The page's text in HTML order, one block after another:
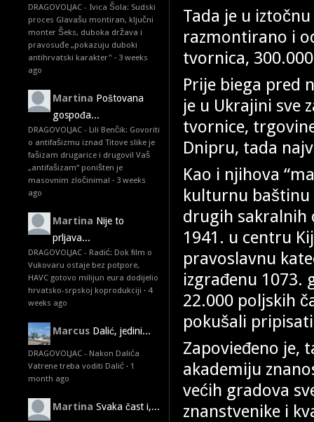
DRAGOVOLJAC - Ivica Šola: Sudski
proces Glavašu montiran, ključni
monter Šeks, duboka država i
pravosuđe „pokazuju duboki
antihrvatski karakter" · 3 weeks
ago
Martina Poštovana
gospođa...
DRAGOVOLJAC - Lili Benčik: Govoriti
o antifašizmu iznad Titove slike je
fašizam drugarice i drugovi! Vaš
„antifašizam“ poništen je
masovnim zločinima! · 3 weeks
ago
Martina Nije to
prljava...
DRAGOVOLJAC - Radić: Dok film o
Vukovaru ostaje bez potpore,
HAVC gotovo milijun eura dodijelio
hrvatsko-srpskoj koprodukciji · 4
weeks ago
Marcus Dalić, jedini...
DRAGOVOLJAC - Nakon Dalića
Vatrene treba voditi Dalić · 1
month ago
Martina Svaka čast i,...
Tada je u
razmontirano i
tvornica,
Prije biega pred
je u Ukrajini sve
tvornice,
Dnipru, tada
Kao i njihova
kulturnu
drugih sakralnih
1941. u centru
pravoslavnu
izgrađenu 1073.
22.000 poljskih
pokušali
Zapovieđeno je,
akademiju
većih gradova
znanstvenike i